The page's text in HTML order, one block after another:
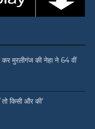
मुरलीगंज की नेहा ने 64 वीं
किसी और की’